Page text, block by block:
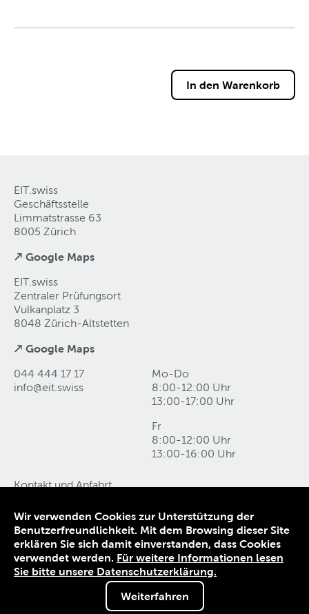
EIT.swiss
Geschäftsstelle
Limmatstrasse 63
8005 Zürich
↗ Google Maps
EIT.swiss
Zentraler Prüfungsort
Vulkanplatz 3
8048 Zürich-Altstetten
↗ Google Maps
044 444 17 17
info@eit swiss
Mo-Do
8:00-12:00 Uhr
13:00-17:00 Uhr
Fr
8:00-12:00 Uhr
13:00-16:00 Uhr
Kontakt und Anfahrt
Impressum
AGB
© 1906-2026 EIT.swiss
Sie sind nicht angemeldet.
Melden Sie sich an, um von Sonderkonditionen zu
Wir verwenden Cookies zur Unterstützung der
Benutzerfreundlichkeit. Mit dem Browsing dieser Site
erklären Sie sich damit einverstanden, dass Cookies
verwendet werden. Für weitere Informationen lesen
Sie bitte unsere Datenschutzerklärung.
Weiterfahren